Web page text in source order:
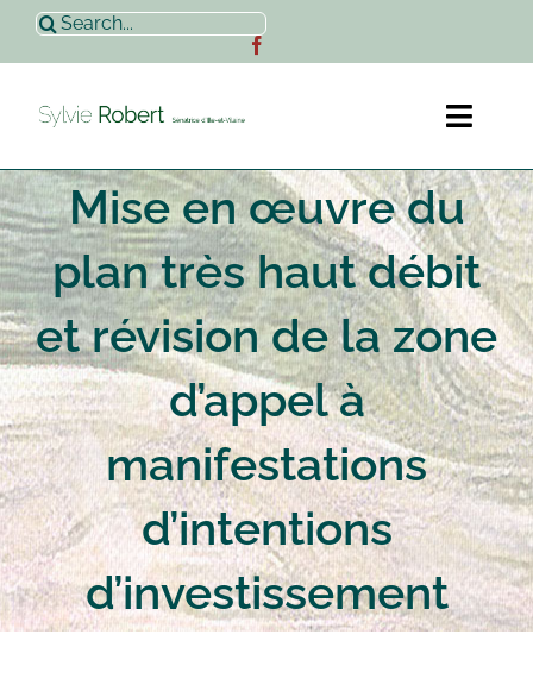
Passer
contenu
Rechercher:
Accueil
Sylvie Robert
Actualités
Contact
Mise en œuvre du
plan très haut débit
et révision de la zone
d’appel à
manifestations
d’intentions
d’investissement